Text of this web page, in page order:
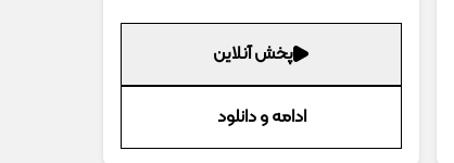
پخش آنلاین
ادامه و دانلود